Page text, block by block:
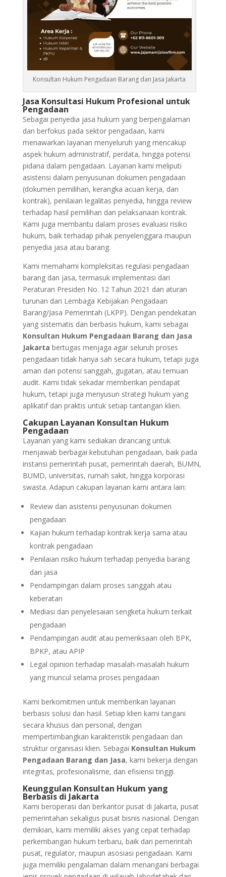
Konsultan Hukum Pengadaan Barang dan Jasa Jakarta
Jasa Konsultasi Hukum Profesional untuk
Pengadaan
Sebagai penyedia jasa hukum yang berpengalaman
dan berfokus pada sektor pengadaan, kami
menawarkan layanan menyeluruh yang mencakup
aspek hukum administratif, perdata, hingga potensi
pidana dalam pengadaan. Layanan kami meliputi
asistensi dalam penyusunan dokumen pengadaan
(dokumen pemilihan, kerangka acuan kerja, dan
kontrak), penilaian legalitas penyedia, hingga review
terhadap hasil pemilihan dan pelaksanaan kontrak.
Kami juga membantu dalam proses evaluasi risiko
hukum, baik terhadap pihak penyelenggara maupun
penyedia jasa atau barang.
Kami memahami kompleksitas regulasi pengadaan
barang dan jasa, termasuk implementasi dari
Peraturan Presiden No. 12 Tahun 2021 dan aturan
turunan dari Lembaga Kebijakan Pengadaan
Barang/Jasa Pemerintah (LKPP). Dengan pendekatan
yang sistematis dan berbasis hukum, kami sebagai
Konsultan Hukum Pengadaan Barang dan Jasa
Jakarta bertugas menjaga agar seluruh proses
pengadaan tidak hanya sah secara hukum, tetapi juga
aman dari potensi sanggah, gugatan, atau temuan
audit. Kami tidak sekadar memberikan pendapat
hukum, tetapi juga menyusun strategi hukum yang
aplikatif dan praktis untuk setiap tantangan klien.
Cakupan Layanan Konsultan Hukum
Pengadaan
Layanan yang kami sediakan dirancang untuk
menjawab berbagai kebutuhan pengadaan, baik pada
instansi pemerintah pusat, pemerintah daerah, BUMN,
BUMD, universitas, rumah sakit, hingga korporasi
swasta. Adapun cakupan layanan kami antara lain:
Review dan asistensi penyusunan dokumen
pengadaan
Kajian hukum terhadap kontrak kerja sama atau
kontrak pengadaan
Penilaian risiko hukum terhadap penyedia barang
dan jasa
Pendampingan dalam proses sanggah atau
keberatan
Mediasi dan penyelesaian sengketa hukum terkait
pengadaan
Pendampingan audit atau pemeriksaan oleh BPK,
BPKP, atau APIP
Legal opinion terhadap masalah-masalah hukum
yang muncul selama proses pengadaan
Kami berkomitmen untuk memberikan layanan
berbasis solusi dan hasil. Setiap klien kami tangani
secara khusus dan personal, dengan
mempertimbangkan karakteristik pengadaan dan
struktur organisasi klien. Sebagai Konsultan Hukum
Pengadaan Barang dan Jasa, kami bekerja dengan
integritas, profesionalisme, dan efisiensi tinggi.
Keunggulan Konsultan Hukum yang
Berbasis di Jakarta
Kami beroperasi dan berkantor pusat di Jakarta, pusat
pemerintahan sekaligus pusat bisnis nasional. Dengan
demikian, kami memiliki akses yang cepat terhadap
perkembangan hukum terbaru, baik dari pemerintah
pusat, regulator, maupun asosiasi pengadaan. Kami
juga memiliki pengalaman dalam menangani berbagai